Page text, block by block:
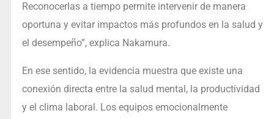
Reconocerlas a tiempo permite intervenir de manera
oportuna y evitar impactos más profundos en la salud y
el desempeño”, explica Nakamura.
En ese sentido, la evidencia muestra que existe una
conexión directa entre la salud mental, la productividad
y el clima laboral. Los equipos emocionalmente